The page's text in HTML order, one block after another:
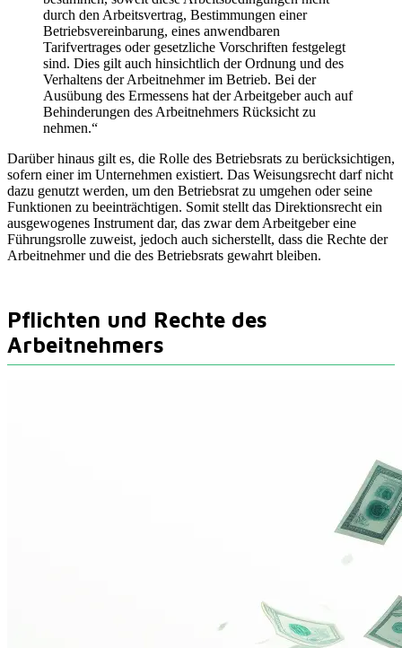
durch den Arbeitsvertrag, Bestimmungen einer
Betriebsvereinbarung, eines anwendbaren
Tarifvertrages oder gesetzliche Vorschriften festgelegt
sind. Dies gilt auch hinsichtlich der Ordnung und des
Verhaltens der Arbeitnehmer im Betrieb. Bei der
Ausübung des Ermessens hat der Arbeitgeber auch auf
Behinderungen des Arbeitnehmers Rücksicht zu
nehmen.“
Darüber hinaus gilt es, die Rolle des Betriebsrats zu berücksichtigen,
sofern einer im Unternehmen existiert. Das Weisungsrecht darf nicht
dazu genutzt werden, um den Betriebsrat zu umgehen oder seine
Funktionen zu beeinträchtigen. Somit stellt das Direktionsrecht ein
ausgewogenes Instrument dar, das zwar dem Arbeitgeber eine
Führungsrolle zuweist, jedoch auch sicherstellt, dass die Rechte der
Arbeitnehmer und die des Betriebsrats gewahrt bleiben.
Pflichten und Rechte des
Arbeitnehmers